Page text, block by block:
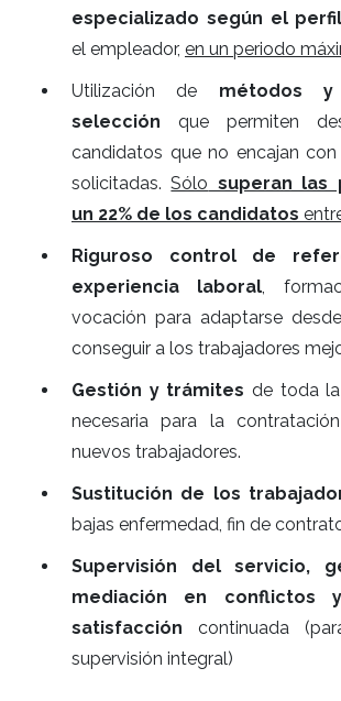
especializado según el
el empleador, en un periodo
Utilización de métodos
selección que permiten
candidatos que no encajan con
solicitadas.Sólo superan las
un 22% de los candidatos
Riguroso control de
experiencia laboral ,
vocación para adaptarse
conseguir a los trabajadores
Gestión y trámites de toda
necesaria para la
nuevos trabajadores.
Sustitución de los
bajas enfermedad, fin de
Supervisión del servicio,
mediación en conflictos
satisfacción continuada
supervisión integral)